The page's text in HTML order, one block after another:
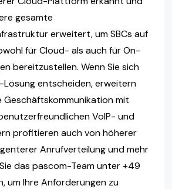
gesamte
erweitert, um SBCs auf
für Cloud- als auch für On-
bereitzustellen. Wenn Sie sich
entscheiden, erweitern
Geschäftskommunikation mit
VoIP- und
profitieren auch von höherer
Anrufverteilung und mehr
das pascom-Team unter +49
um Ihre Anforderungen zu